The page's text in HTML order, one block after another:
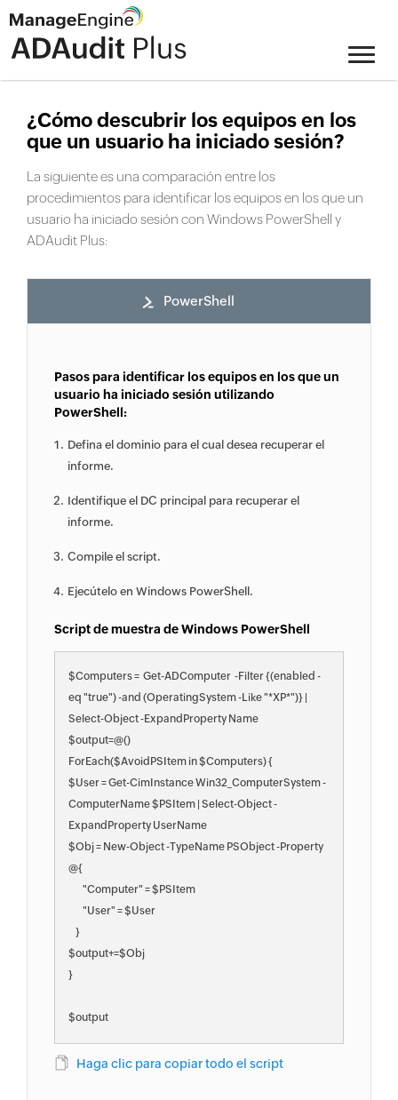
¿Cómo descubrir los equipos en los
que un usuario ha iniciado sesión?
La siguiente es una comparación entre los
procedimientos para identificar los equipos en los que un
usuario ha iniciado sesión con Windows PowerShell y
ADAudit Plus:
PowerShell
Pasos para identificar los equipos en los que un
usuario ha iniciado sesión utilizando
PowerShell:
Defina el dominio para el cual desea recuperar el
informe.
Identifique el DC principal para recuperar el
informe.
Compile el script.
Ejecútelo en Windows PowerShell.
Script de muestra de Windows PowerShell
$Computers =  Get-ADComputer  -Filter {(enabled -
eq "true") -and (OperatingSystem -Like "*XP*")} |
Select-Object -ExpandProperty Name
$output=@()
ForEach($AvoidPSItem in $Computers) {
$User = Get-CimInstance Win32_ComputerSystem -
ComputerName $PSItem | Select-Object -
ExpandProperty UserName
$Obj = New-Object -TypeName PSObject -Property
@{
        "Computer" = $PSItem
        "User" = $User
    }
$output+=$Obj
}
Haga clic para copiar todo el script